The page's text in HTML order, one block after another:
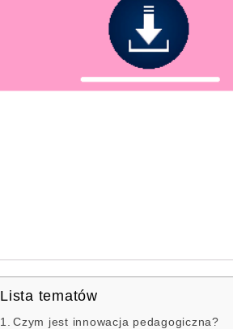
Lista tematów
Czym jest innowacja pedagogiczna?